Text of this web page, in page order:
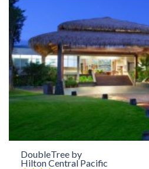
DoubleTree by
Hilton Central Pacific